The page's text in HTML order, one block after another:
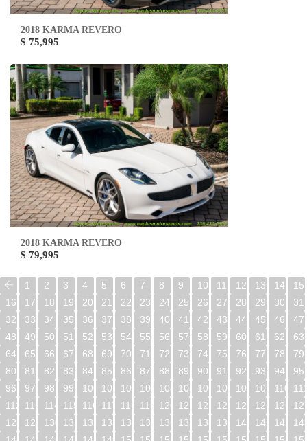
2018 KARMA REVERO
$ 75,995
2018 KARMA REVERO
$ 79,995
1 2 3 4 5 6 7 8 9 10 11 12 13 14
15
16
17 18 19 20 21 22 23 24 25 26 27 28 29 30
31
32
33 34 35 36 37 38 39 40 41 42 43 44 45 46
47
48
49 50 51 52 53 54 55 56 57 58 59 60 61 62
63
64
65 66 67 68 69 70 71 72 73 74 75 76 77 78
79
80
81 82 83 84 85 86 87 88 89 90 91 92 93 94
95
96
97 98 99 100 101 102 103 104 105 106 107 108 109 110
112
113 114 115 116 117 118 119 120 121 122 123 124 125 126
128
129 130 131 132 133 134 135 136 137 138 139 140 141 142